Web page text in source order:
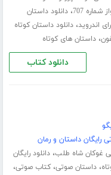
شماره 707 ،دانلود داستان
،دانلود داستان کوتاه
،داستان های کوتاه
دانلود کتاب
رایگان داستان و رمان
غوکان شاه طلب،دانلود رایگان
،داستان صوتی،کتاب صوتی،